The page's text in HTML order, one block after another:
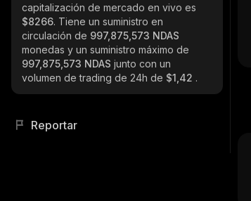
capitalización de mercado en vivo es
$8266. Tiene un suministro en
circulación de 997,875,573 NDAS
monedas y un suministro máximo de
997,875,573 NDAS junto con un
volumen de trading de 24h de $1,42 .
Reportar